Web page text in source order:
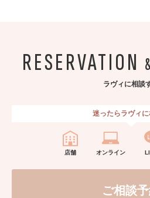
RESERVATION
ラヴィに相談
迷ったらラヴィに
店舗 オンライン
ご相談